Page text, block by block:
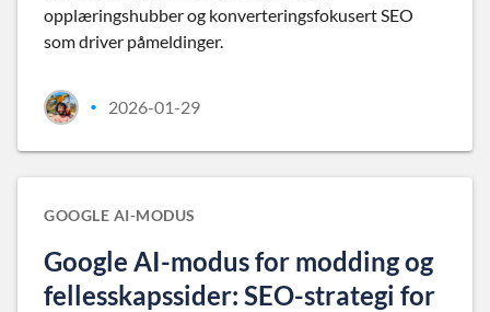
opplæringshubber og konverteringsfokusert SEO
som driver påmeldinger.
• 2026-01-29
GOOGLE AI-MODUS
Google AI-modus for modding og
fellesskapssider: SEO-strategi for